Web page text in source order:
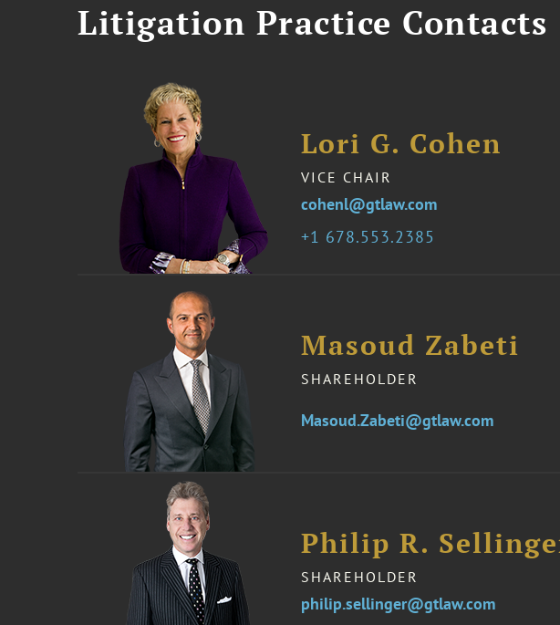
Litigation Practice Contacts
Lori G. Cohen
VICE CHAIR
1 678.553.2385
cohenl@gtlaw.com
Masoud Zabeti
SHAREHOLDER
Masoud.Zabeti@gtlaw.com
Philip R.
SHAREHOLDER
philip.sellinger@gtlaw.com